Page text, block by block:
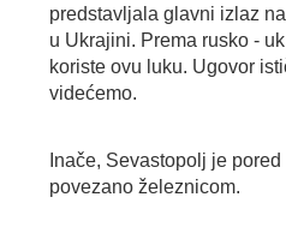
predstavljala glavni izlaz
u Ukrajini. Prema rusko -
koriste ovu luku. Ugovor
videćemo.
Inače, Sevastopolj je
povezano železnicom.